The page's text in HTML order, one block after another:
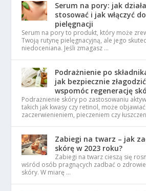
Serum na pory: jak
stosować i jak włączyć
pielęgnacji
Serum na pory to produkt, który może
Twoją rutynę pielęgnacyjną, ale jego
niedoceniana. Jeśli zmagasz …
Podrażnienie po
jak bezpiecznie
wspomóc regenerację
Podrażnienie skóry po zastosowaniu
takich jak kwasy czy retinol, może
zaczerwienieniem, pieczeniem czy
Zabiegi na twarz – jak
skórę w 2023 roku?
Zabiegi na twarz cieszą się
wśród osób pragnących zadbać o
skóry. W miarę …